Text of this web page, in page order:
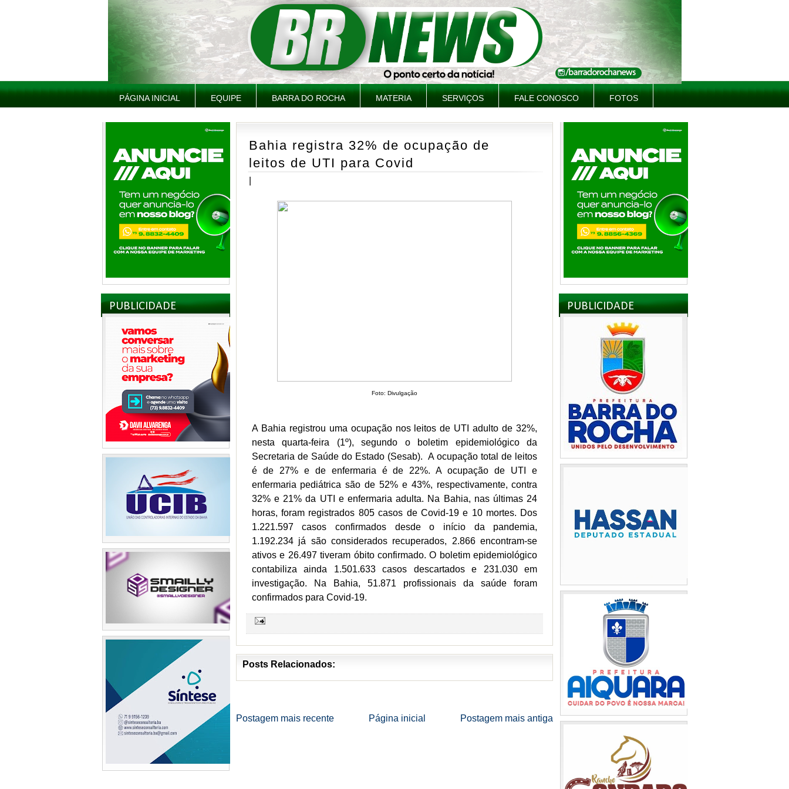
PÁGINA INICIAL EQUIPE BARRA DO ROCHA MATERIA SERVIÇOS FALE CONOSCO FOTOS
PUBLICIDADE
Bahia registra 32% de ocupação de
leitos de UTI para Covid
Foto: Divulgação
A Bahia registrou uma ocupação nos leitos de UTI adulto de 32%,
nesta quarta-feira (1º), segundo o boletim epidemiológico da
Secretaria de Saúde do Estado (Sesab). A ocupação total de leitos
é de 27% e de enfermaria é de 22%. A ocupação de UTI e
enfermaria pediátrica são de 52% e 43%, respectivamente, contra
32% e 21% da UTI e enfermaria adulta. Na Bahia, nas últimas 24
horas, foram registrados 805 casos de Covid-19 e 10 mortes. Dos
1.221.597 casos confirmados desde o início da pandemia,
1.192.234 já são considerados recuperados, 2.866 encontram-se
ativos e 26.497 tiveram óbito confirmado. O boletim epidemiológico
contabiliza ainda 1.501.633 casos descartados e 231.030 em
investigação. Na Bahia, 51.871 profissionais da saúde foram
confirmados para Covid-19.
Posts Relacionados:
Postagem mais recente Postagem mais antiga
Página inicial
PUBLICIDADE